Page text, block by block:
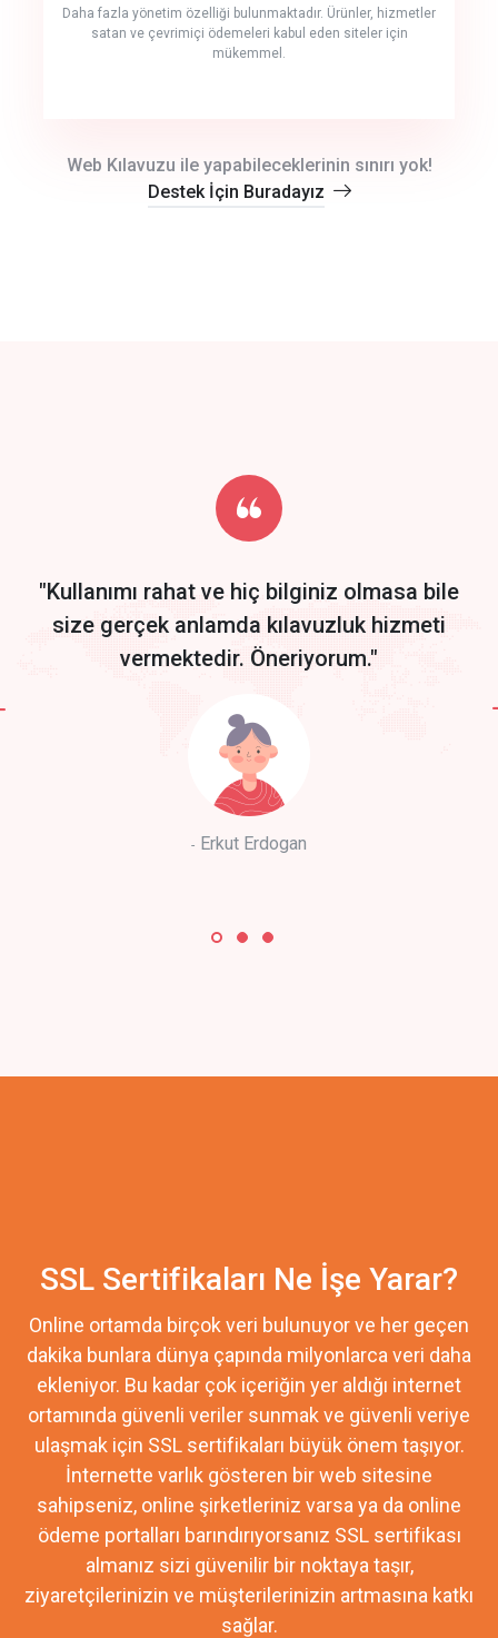
Daha fazla yönetim özelliği bulunmaktadır. Ürünler, hizmetler
satan ve çevrimiçi ödemeleri kabul eden siteler için
mükemmel.
Start by trying our service for 30 days free trial no credit card
required.
Web Kılavuzu ile yapabileceklerinin sınırı yok!
Destek İçin Buradayız
"Kullanımı rahat ve hiç bilginiz olmasa bile
size gerçek anlamda kılavuzluk hizmeti
vermektedir. Öneriyorum."
Erkut Erdogan
SSL Sertifikaları Ne İşe Yarar?
Online ortamda birçok veri bulunuyor ve her geçen
dakika bunlara dünya çapında milyonlarca veri daha
ekleniyor. Bu kadar çok içeriğin yer aldığı internet
ortamında güvenli veriler sunmak ve güvenli veriye
ulaşmak için SSL sertifikaları büyük önem taşıyor.
İnternette varlık gösteren bir web sitesine
sahipseniz, online şirketleriniz varsa ya da online
ödeme portalları barındırıyorsanız SSL sertifikası
almanız sizi güvenilir bir noktaya taşır,
ziyaretçilerinizin ve müşterilerinizin artmasına katkı
sağlar.